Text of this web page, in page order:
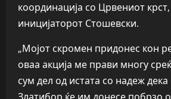
координација со Црвениот
иницијаторот Стошевски.
„Мојот скромен придонес кон
оваа акција ме прави многу
сум дел од истата со надеж дека